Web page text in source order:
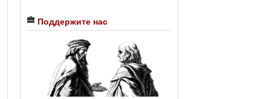
Поддержите нас